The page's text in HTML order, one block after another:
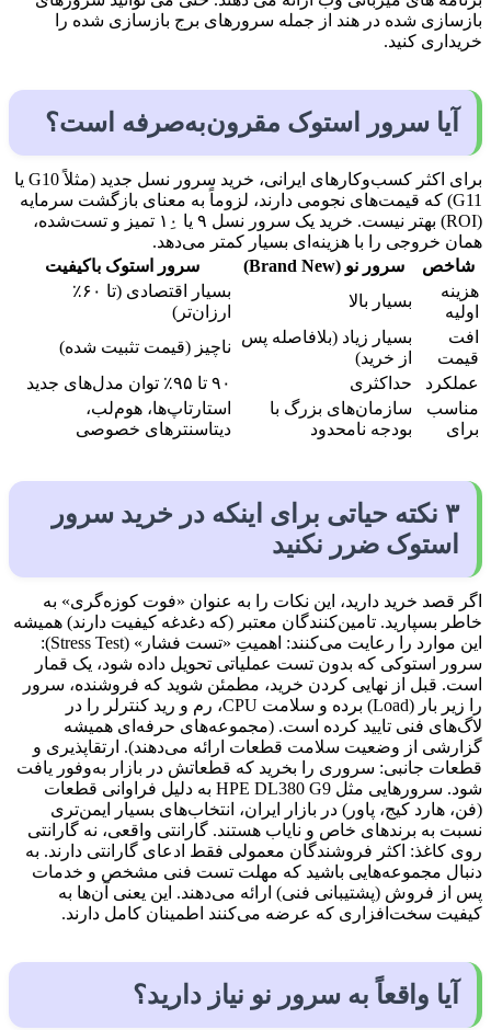
بازسازی شده در هند از جمله سرورهای برج بازسازی شده را
خریداری کنید.
آیا سرور استوک مقرون‌به‌صرفه است؟
برای اکثر کسب‌وکارهای ایرانی، خرید سرور نسل جدید (مثلاً G10 یا
G11) که قیمت‌های نجومی دارند، لزوماً به معنای بازگشت سرمایه
(ROI) بهتر نیست. خرید یک سرور نسل ۹ یا ۱۰ِ تمیز و تست‌شده،
همان خروجی را با هزینه‌ای بسیار کمتر می‌دهد.
شاخص
سرور نو (Brand New)
سرور استوک باکیفیت
هزینه
اولیه
بسیار بالا
بسیار اقتصادی (تا ۶۰٪
ارزان‌تر)
افت
قیمت
بسیار زیاد (بلافاصله پس
از خرید)
ناچیز (قیمت تثبیت شده)
عملکرد
حداکثری
۹۰ تا ۹۵٪ توان مدل‌های جدید
مناسب
برای
سازمان‌های بزرگ با
بودجه نامحدود
استارتاپ‌ها، هوم‌لب،
دیتاسنترهای خصوصی
۳ نکته حیاتی برای اینکه در خرید سرور
استوک ضرر نکنید
اگر قصد خرید دارید، این نکات را به عنوان «فوت کوزه‌گری» به
خاطر بسپارید. تامین‌کنندگان معتبر (که دغدغه کیفیت دارند) همیشه
این موارد را رعایت می‌کنند: اهمیتِ «تست فشار» (Stress Test):
سرور استوکی که بدون تست عملیاتی تحویل داده شود، یک قمار
است. قبل از نهایی کردن خرید، مطمئن شوید که فروشنده، سرور
را زیر بار (Load) برده و سلامت CPU، رم و رید کنترلر را در
لاگ‌های فنی تایید کرده است. (مجموعه‌های حرفه‌ای همیشه
گزارشی از وضعیت سلامت قطعات ارائه می‌دهند). ارتقاپذیری و
قطعات جانبی: سروری را بخرید که قطعاتش در بازار به‌وفور یافت
شود. سرورهایی مثل HPE DL380 G9 به دلیل فراوانی قطعات
(فن، هارد کیج، پاور) در بازار ایران، انتخاب‌های بسیار ایمن‌تری
نسبت به برندهای خاص و نایاب هستند. گارانتی واقعی، نه گارانتی
روی کاغذ: اکثر فروشندگان معمولی فقط ادعای گارانتی دارند. به
دنبال مجموعه‌هایی باشید که مهلت تست فنی مشخص و خدمات
پس از فروش (پشتیبانی فنی) ارائه می‌دهند. این یعنی آن‌ها به
کیفیت سخت‌افزاری که عرضه می‌کنند اطمینان کامل دارند.
آیا واقعاً به سرور نو نیاز دارید؟